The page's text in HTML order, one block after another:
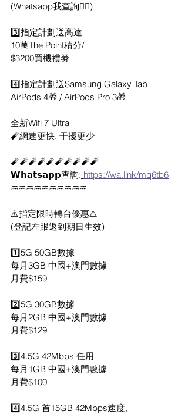
(Whatsapp我查詢👍🏻)
3️⃣指定計劃送高達
10萬The Point積分/
$3200買機禮劵
4️⃣指定計劃送Samsung Galaxy Tab
AirPods 4🎁 / AirPods Pro 3🎁
全新Wifi 7 Ultra
🧨網速更快, 干擾更少
🧨🧨🧨🧨🧨🧨🧨🧨🧨🧨
𝗪𝗵𝗮𝘁𝘀𝗮𝗽𝗽查詢: https://wa.link/mq6tb6
♒️♒️♒️♒️♒️♒️♒️♒️♒️♒️
⚠️指定限時轉台優惠⚠️
(登記左跟返到期日生效)
1️⃣5G 50GB數據
每月3GB 中國+澳門數據
月費$159
2️⃣5G 30GB數據
每月2GB 中國+澳門數據
月費$129
3️⃣4.5G 42Mbps 任用
每月1GB 中國+澳門數據
月費$100
4️⃣4.5G 首15GB 42Mbps速度,